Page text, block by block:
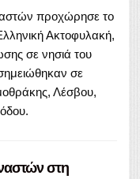
προχώρησε το
Ακτοφυλακή,
σε νησιά του
σε
Λέσβου,
στη